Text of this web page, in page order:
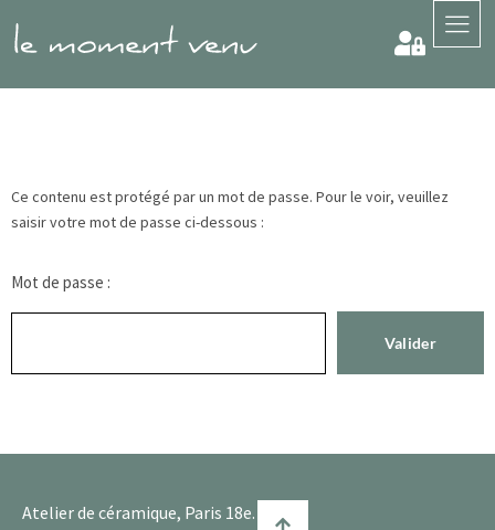
Ce contenu est protégé par un mot de passe. Pour le voir, veuillez
saisir votre mot de passe ci-dessous :
Mot de passe :
Atelier de céramique, Paris 18e.